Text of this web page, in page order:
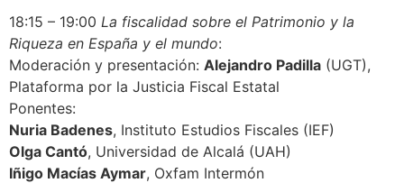
18:15 – 19:00 La fiscalidad sobre el Patrimonio y la
Riqueza en España y el mundo:
Moderación y presentación: Alejandro Padilla (UGT),
Plataforma por la Justicia Fiscal Estatal
Ponentes:
Nuria Badenes, Instituto Estudios Fiscales (IEF)
Olga Cantó, Universidad de Alcalá (UAH)
Iñigo Macías Aymar, Oxfam Intermón